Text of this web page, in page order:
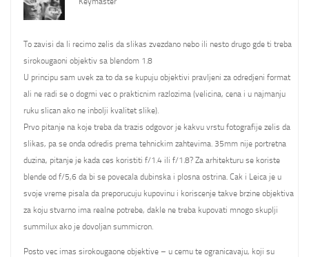
To zavisi da li recimo zelis da slikas zvezdano nebo ili nesto drugo gde ti treba
sirokougaoni objektiv sa blendom 1.8
U principu sam uvek za to da se kupuju objektivi pravljeni za odredjeni format
ali ne radi se o dogmi vec o prakticnim razlozima (velicina, cena i u najmanju
ruku slican ako ne inbolji kvalitet slike).
Prvo pitanje na koje treba da trazis odgovor je kakvu vrstu fotografije zelis da
slikas, pa se onda odredis prema tehnickim zahtevima. 35mm nije portretna
duzina, pitanje je kada ces koristiti f/1.4 ili f/1.8? Za arhitekturu se koriste
blende od f/5,6 da bi se povecala dubinska i plosna ostrina. Cak i Leica je u
svoje vreme pisala da preporucuju kupovinu i koriscenje takve brzine objektiva
za koju stvarno ima realne potrebe, dakle ne treba kupovati mnogo skuplji
summilux ako je dovoljan summicron.
Posto vec imas sirokougaone objektive – u cemu te ogranicavaju, koji su